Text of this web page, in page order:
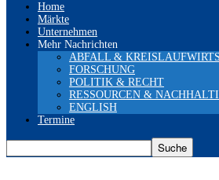
Home
Märkte
Unternehmen
Mehr Nachrichten
ABFALL &
FORSCHUNG
POLITIK & RECHT
RESSOURCEN &
ENGLISH
Termine